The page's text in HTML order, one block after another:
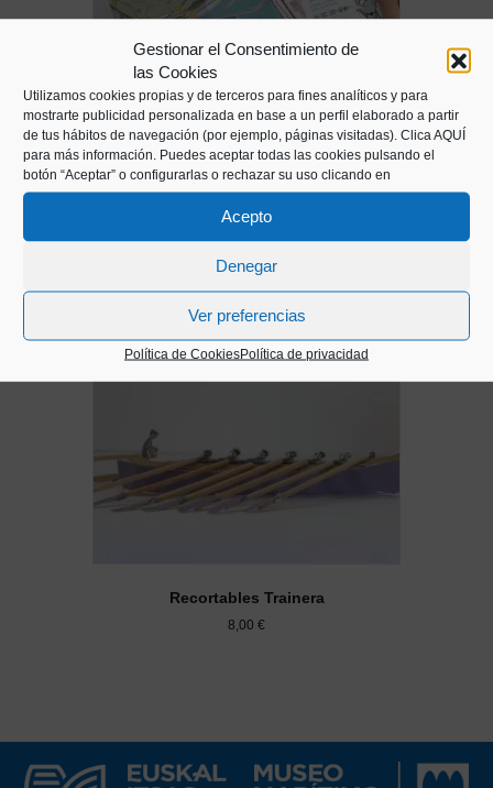
Gestionar el Consentimiento de
las Cookies
Utilizamos cookies propias y de terceros para fines analíticos y para
mostrarte publicidad personalizada en base a un perfil elaborado a partir
de tus hábitos de navegación (por ejemplo, páginas visitadas). Clica AQUÍ
para más información. Puedes aceptar todas las cookies pulsando el
botón “Aceptar” o configurarlas o rechazar su uso clicando en
Acepto
Denegar
Ver preferencias
Política de CookiesPolítica de privacidad
Juego de pistas La Jarana
Recortables Trainera
8,00 €